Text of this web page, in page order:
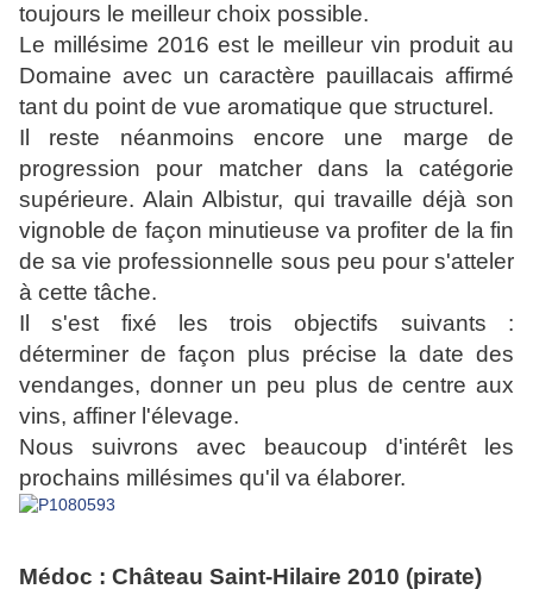
toujours le meilleur choix possible.
Le millésime 2016 est le meilleur vin produit au
Domaine avec un caractère pauillacais affirmé
tant du point de vue aromatique que structurel.
Il reste néanmoins encore une marge de
progression pour matcher dans la catégorie
supérieure. Alain Albistur, qui travaille déjà son
vignoble de façon minutieuse va profiter de la fin
de sa vie professionnelle sous peu pour s'atteler
à cette tâche.
Il s'est fixé les trois objectifs suivants :
déterminer de façon plus précise la date des
vendanges, donner un peu plus de centre aux
vins, affiner l'élevage.
Nous suivrons avec beaucoup d'intérêt les
prochains millésimes qu'il va élaborer.
Médoc : Château Saint-Hilaire 2010 (pirate)